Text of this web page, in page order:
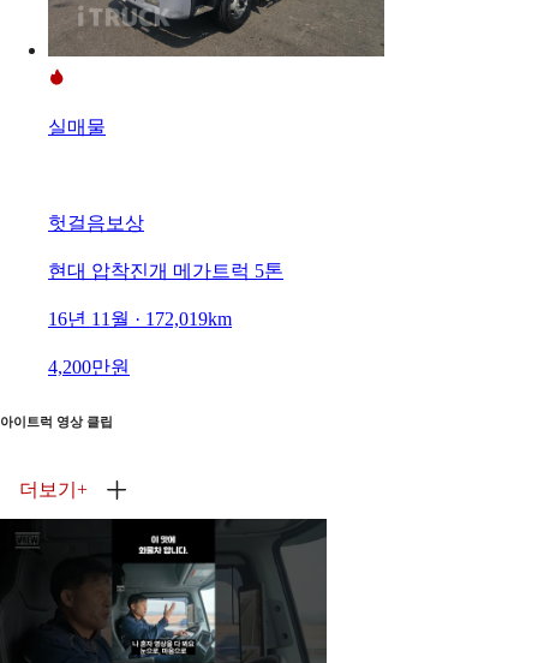
실매물
헛걸음보상
현대 압착진개 메가트럭 5톤
16년 11월 · 172,019km
4,200만원
아이트럭 영상 클립
더보기 +